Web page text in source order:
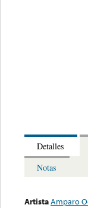
Detalles
Notas
ArtistaAmparo